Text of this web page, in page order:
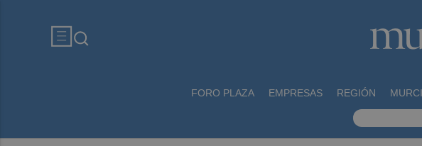
FORO PLAZA EMPRESAS REGIÓN